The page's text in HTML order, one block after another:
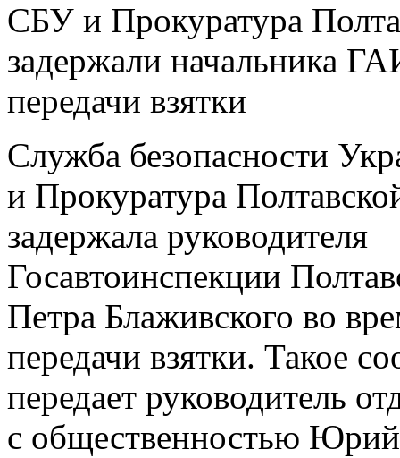
СБУ и Прокуратура
задержали начальника
передачи взятки
Служба безопасности
и Прокуратура
задержала руководителя
Госавтоинспекции
Петра Блаживского во
передачи взятки. Такое
передает руководитель
с общественностью